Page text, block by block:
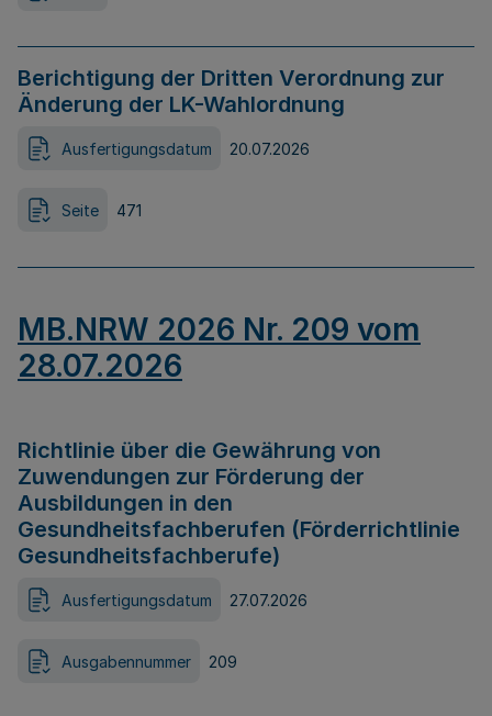
Berichtigung der Dritten Verordnung zur
Änderung der LK-Wahlordnung
Ausfertigungsdatum 20.07.2026
Seite 471
MB.NRW 2026 Nr. 209 vom
28.07.2026
Richtlinie über die Gewährung von
Zuwendungen zur Förderung der
Ausbildungen in den
Gesundheitsfachberufen (Förderrichtlinie
Gesundheitsfachberufe)
Ausfertigungsdatum 27.07.2026
Ausgabennummer 209